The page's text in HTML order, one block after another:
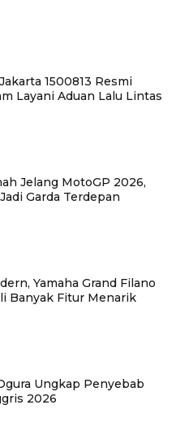
1500813 Resmi
Layani Aduan Lalu Lintas
Jelang MotoGP 2026,
Garda Terdepan
Yamaha Grand Filano
Banyak Fitur Menarik
Ungkap Penyebab
2026